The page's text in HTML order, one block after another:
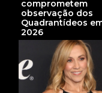
comprometem
observação dos
Quadrantídeos
2026